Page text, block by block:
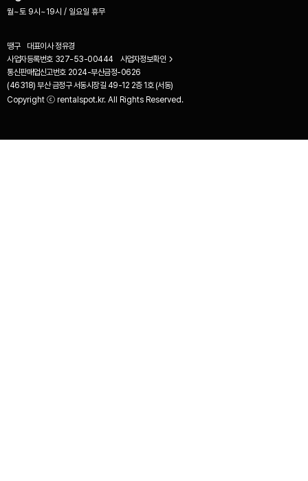
월~토 9시~19시 / 일요일 휴무
땡구 대표이사 정유경
사업자등록번호 327-53-00444
사업자정보확인
통신판매업신고번호 2024-부산금정-0626
(46318) 부산 금정구 서동시장길 49-12 2층 1호 (서동)
Copyright ⓒ rentalspot.kr. All Rights Reserved.